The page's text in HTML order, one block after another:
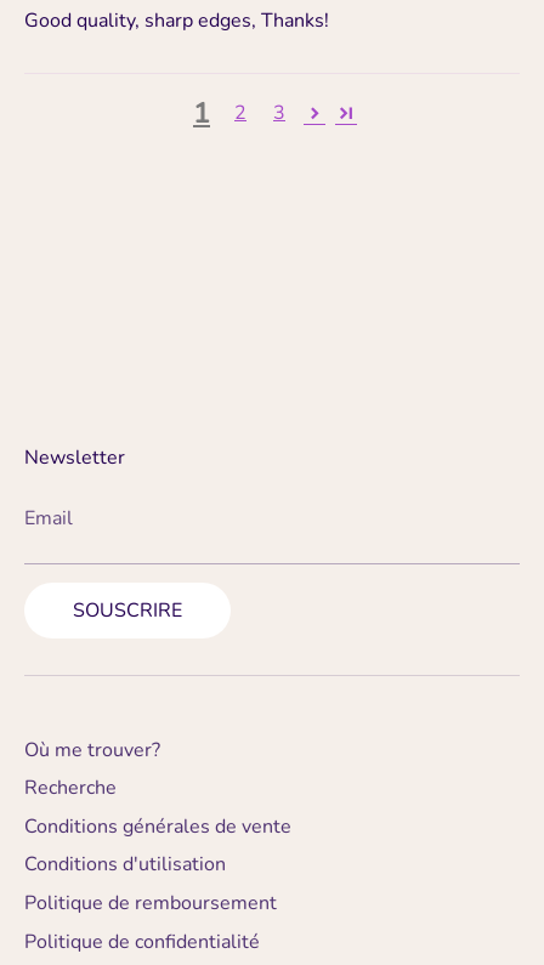
Good quality, sharp edges, Thanks!
1 2 3
Newsletter
Email
SOUSCRIRE
Où me trouver?
Recherche
Conditions générales de vente
Conditions d'utilisation
Politique de remboursement
Politique de confidentialité